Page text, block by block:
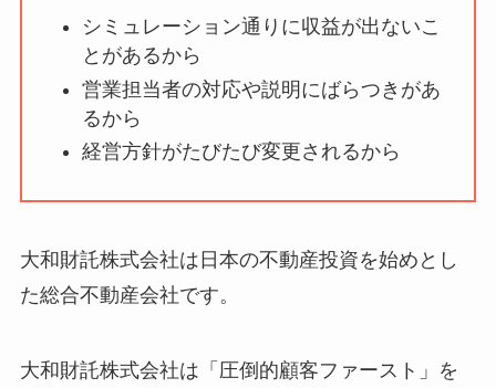
本当？
【怪しい？】帝国デ
ミ・評判 は実際ど
ロモート株式会社の
【怪しい？】TikTok
シミュレーション通りに収益が出ないこ
とがあるから
営業担当者の対応や説明にばらつきがあ
るから
経営方針がたびたび変更されるから
大和財託株式会社は日本の不動産投資を始めとし
た総合不動産会社です。
大和財託株式会社は「圧倒的顧客ファースト」を